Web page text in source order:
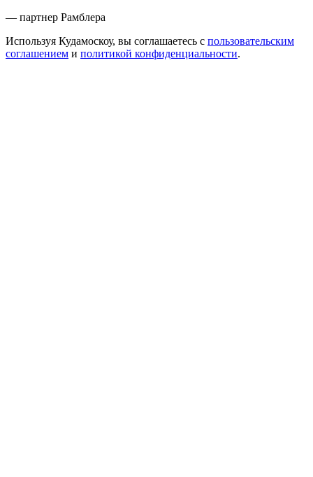
— партнер Рамблера
Используя Кудамоскоу, вы соглашаетесь с пользовательским
соглашением и политикой конфиденциальности.